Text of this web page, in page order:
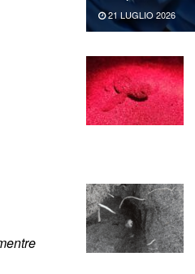
21 LUGLIO 2026